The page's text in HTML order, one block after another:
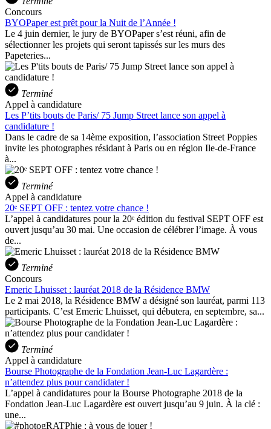
Concours
BYOPaper est prêt pour la Nuit de l’Année !
Le 4 juin dernier, le jury de BYOPaper s’est réuni, afin de
sélectionner les projets qui seront tapissés sur les murs des
Papeteries...
Terminé
Appel à candidature
Les P’tits bouts de Paris/ 75 Jump Street lance son appel à
candidature !
Dans le cadre de sa 14ème exposition, l’association Street Poppies
invite les photographes résidant à Paris ou en région Ile-de-France
à...
Terminé
Appel à candidature
20ᵉ SEPT OFF : tentez votre chance !
L’appel à candidatures pour la 20ᵉ édition du festival SEPT OFF est
ouvert jusqu’au 30 mai. Une occasion de célébrer l’image. À vous
de...
Terminé
Concours
Emeric Lhuisset : lauréat 2018 de la Résidence BMW
Le 2 mai 2018, la Résidence BMW a désigné son lauréat, parmi 113
participants. C’est Emeric Lhuisset, qui débutera, en septembre, sa...
Terminé
Appel à candidature
Bourse Photographe de la Fondation Jean-Luc Lagardère :
n’attendez plus pour candidater !
L’appel à candidatures pour la Bourse Photographe 2018 de la
Fondation Jean-Luc Lagardère est ouvert jusqu’au 9 juin. À la clé :
une...